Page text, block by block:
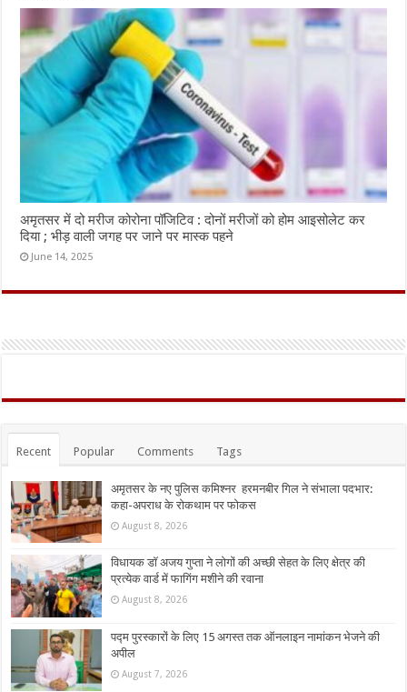
अमृतसर में दो मरीज कोरोना पॉजिटिव : दोनों मरीजों को होम आइसोलेट कर
दिया ; भीड़ वाली जगह पर जाने पर मास्क पहने
June 14, 2025
Recent Popular Comments Tags
अमृतसर के नए पुलिस कमिश्नर हरमनबीर गिल ने संभाला पदभार:
कहा-अपराध के रोकथाम पर फोकस
August 8, 2026
विधायक डॉ अजय गुप्ता ने लोगों की अच्छी सेहत के लिए क्षेत्र की
प्रत्येक वार्ड में फागिंग मशीने की रवाना
August 8, 2026
पद्म पुरस्कारों के लिए 15 अगस्त तक ऑनलाइन नामांकन भेजने की
अपील
August 7, 2026